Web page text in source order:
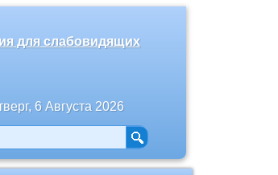
для слабовидящих
6 Августа 2026